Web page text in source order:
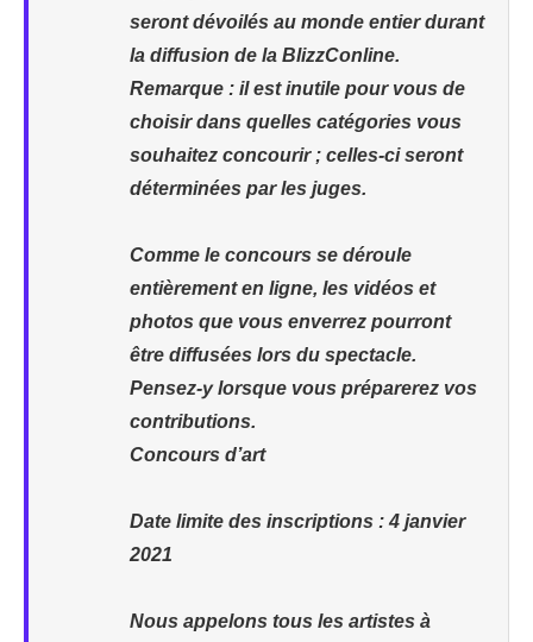
seront dévoilés au monde entier durant
la diffusion de la BlizzConline.
Remarque : il est inutile pour vous de
choisir dans quelles catégories vous
souhaitez concourir ; celles-ci seront
déterminées par les juges.
Comme le concours se déroule
entièrement en ligne, les vidéos et
photos que vous enverrez pourront
être diffusées lors du spectacle.
Pensez-y lorsque vous préparerez vos
contributions.
Concours d’art
Date limite des inscriptions : 4 janvier
2021
Nous appelons tous les artistes à